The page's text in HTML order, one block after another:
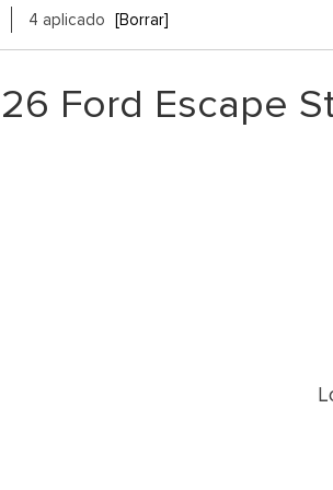
& Eléctricos
SUVs Ford
Vehículos
4 aplicado [Borrar]
Ford Escape